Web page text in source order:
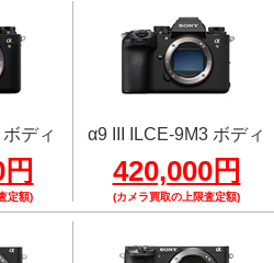
ディ
定額)
α9 III ILCE-9M3 ボディ
420,000円
(カメラ買取の上限査定額)